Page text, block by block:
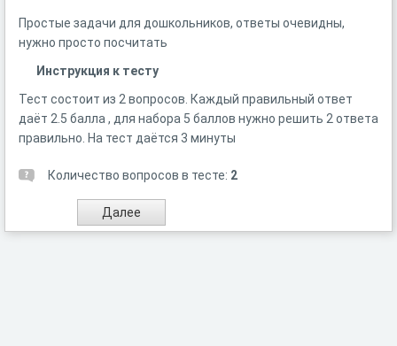
Простые задачи для дошкольников, ответы очевидны,
нужно просто посчитать
Инструкция к тесту
Тест состоит из 2 вопросов. Каждый правильный ответ
даёт 2.5 балла , для набора 5 баллов нужно решить 2 ответа
правильно. На тест даётся 3 минуты
Количество вопросов в тесте: 2